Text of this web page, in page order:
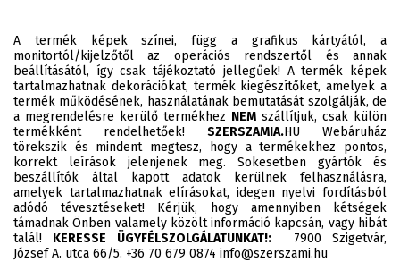
A termék képek színei, függ a grafikus kártyától, a
monitortól/kijelzőtől az operációs rendszertől és annak
beállításától, így csak tájékoztató jellegűek! A termék képek
tartalmazhatnak dekorációkat, termék kiegészítőket, amelyek a
termék működésének, használatának bemutatását szolgálják, de
a megrendelésre kerülő termékhez NEM szállítjuk, csak külön
termékként rendelhetőek! SZERSZAMIA.HU Webáruház
törekszik és mindent megtesz, hogy a termékekhez pontos,
korrekt leírások jelenjenek meg. Sokesetben gyártók és
beszállítók által kapott adatok kerülnek felhasználásra,
amelyek tartalmazhatnak elírásokat, idegen nyelvi fordításból
adódó tévesztéseket! Kérjük, hogy amennyiben kétségek
támadnak Önben valamely közölt információ kapcsán, vagy hibát
talál! KERESSE ÜGYFÉLSZOLGÁLATUNKAT!:7900 Szigetvár,
József A. utca 66/5. +36 70 679 0874 info@szerszami.hu